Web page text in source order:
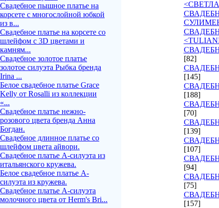
Свадебное пышное платье на
корсете с многослойной юбкой
из в...
Свадебное платье на корсете со
шлейфом с 3D цветами и
камням...
Свадебное золотое платье
золотое силуэта Рыбка бренда
Irina ...
Белое свадебное платье Grace
Kelly от Rosalli из коллекции
«...
Свадебное платье нежно-
розового цвета бренда Анна
Богдан.
Свадебное длинное платье со
шлейфом цвета айвори.
Свадебное платье А-силуэта из
итальянского кружева.
Белое свадебное платье А-
силуэта из кружева.
Свадебное платье А-силуэта
молочного цвета от Herm's Bri...
[82]
[145]
[188]
[70]
[139]
[107]
[94]
[75]
[157]